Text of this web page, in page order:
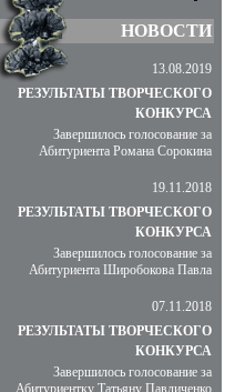
НОВОСТИ
13.08.2019
РЕЗУЛЬТАТЫ ТВОРЧЕСКОГО
КОНКУРСА
Завершилось голосование за
Абитуриента Романа Сорокина
19.11.2018
РЕЗУЛЬТАТЫ ТВОРЧЕСКОГО
КОНКУРСА
Завершилось голосование за
Абитуриента Широбокова Павла
07.11.2018
РЕЗУЛЬТАТЫ ТВОРЧЕСКОГО
КОНКУРСА
Завершилось голосование за
Абитуриентку Татьяну Павличенко